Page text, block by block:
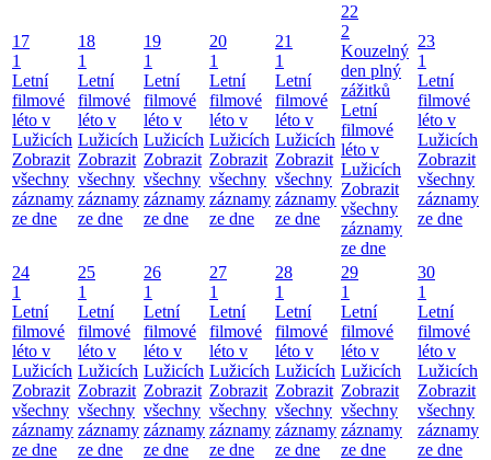
17
1
Letní
filmové
léto v
Lužicích
Zobrazit
všechny
záznamy
ze dne
18
1
Letní
filmové
léto v
Lužicích
Zobrazit
všechny
záznamy
ze dne
19
1
Letní
filmové
léto v
Lužicích
Zobrazit
všechny
záznamy
ze dne
20
1
Letní
filmové
léto v
Lužicích
Zobrazit
všechny
záznamy
ze dne
21
1
Letní
filmové
léto v
Lužicích
Zobrazit
všechny
záznamy
ze dne
22
2
Kouzelný
den plný
zážitků
Letní
filmové
léto v
Lužicích
Zobrazit
všechny
záznamy
ze dne
23
1
Letní
filmové
léto v
Lužicích
Zobrazit
všechny
záznamy
ze dne
24
1
Letní
filmové
léto v
Lužicích
Zobrazit
všechny
záznamy
ze dne
25
1
Letní
filmové
léto v
Lužicích
Zobrazit
všechny
záznamy
ze dne
26
1
Letní
filmové
léto v
Lužicích
Zobrazit
všechny
záznamy
ze dne
27
1
Letní
filmové
léto v
Lužicích
Zobrazit
všechny
záznamy
ze dne
28
1
Letní
filmové
léto v
Lužicích
Zobrazit
všechny
záznamy
ze dne
29
1
Letní
filmové
léto v
Lužicích
Zobrazit
všechny
záznamy
ze dne
30
1
Letní
filmové
léto v
Lužicích
Zobrazit
všechny
záznamy
ze dne